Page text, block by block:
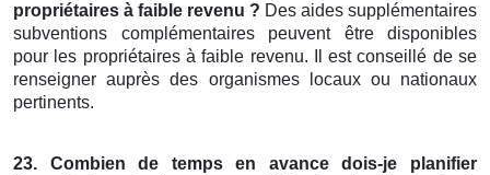
propriétaires à faible revenu ? Des aides supplémentaires
subventions complémentaires peuvent être disponibles
pour les propriétaires à faible revenu. Il est conseillé de se
renseigner auprès des organismes locaux ou nationaux
pertinents.
23. Combien de temps en avance dois-je planifier